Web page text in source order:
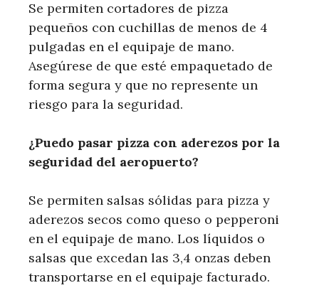
Se permiten cortadores de pizza
pequeños con cuchillas de menos de 4
pulgadas en el equipaje de mano.
Asegúrese de que esté empaquetado de
forma segura y que no represente un
riesgo para la seguridad.
¿Puedo pasar pizza con aderezos por la
seguridad del aeropuerto?
Se permiten salsas sólidas para pizza y
aderezos secos como queso o pepperoni
en el equipaje de mano. Los líquidos o
salsas que excedan las 3,4 onzas deben
transportarse en el equipaje facturado.